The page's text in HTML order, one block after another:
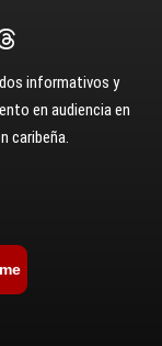
informativos y
en audiencia en
caribeña.